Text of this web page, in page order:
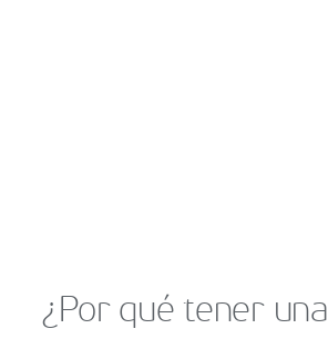
¿Por qué tener una